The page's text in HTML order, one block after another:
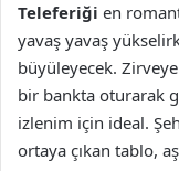
Teleferiği en
yavaş yavaş
büyüleyecek.
bir bankta oturarak
izlenim için ideal.
ortaya çıkan tablo,